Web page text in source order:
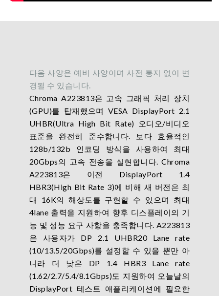
다음 사양은 예비 사양이며 사전 통지 없이 변
경될 수 있습니다.
Chroma A223813은 고속 그래픽 처리 장치
(GPU)를 탑재했으며 VESA DisplayPort 2.1
UHBR(Ultra High Bit Rate) 오디오/비디오
표준을 완전히 준수합니다. 보다 효율적인
128b/132b 인코딩 방식을 사용하여 최대
20Gbps의 고속 전송을 실현합니다. Chroma
A223813은 이전 DisplayPort 1.4
HBR3(High Bit Rate 3)에 비해 새 버전은 최
대 16K의 해상도를 구현할 수 있으며 최대
4lane 출력을 지원하여 향후 디스플레이의 기
능 및 성능 요구 사항을 충족합니다. A223813
은 사용자가 DP 2.1 UHBR20 Lane rate
(10/13.5/20Gbps)를 설정할 수 있을 뿐만 아
니라 더 낮은 DP 1.4 HBR3 Lane rate
(1.62/2.7/5.4/8.1Gbps)도 지원하여 오늘날의
DisplayPort 테스트 애플리케이션에 필요한